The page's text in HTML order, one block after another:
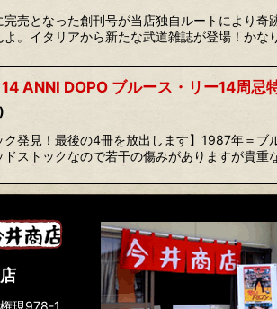
売となった創刊号が当店独自ルートにより
よ。イタリアから新たな武道雑誌が登場！かな
14 ANNI DOPO ブルース・リー14周忌
ク発見！最後の4冊を放出します】1987年＝
ドストックなので若干の傷みがありますが貴重
現978-1